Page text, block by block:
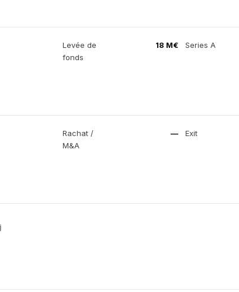
Levée de
fonds
18 M€ Series A
Rachat /
M&A
— Exit